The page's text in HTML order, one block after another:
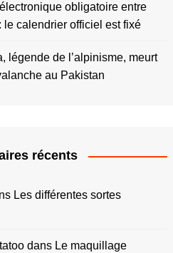
obligatoire entre
le calendrier officiel est fixé
légende de l’alpinisme, meurt
au Pakistan
récents
Les différentes sortes
dans Le maquillage